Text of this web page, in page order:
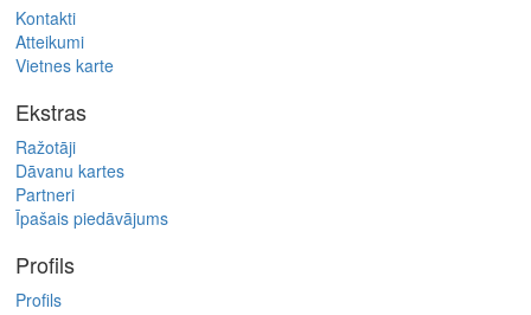
Kontakti
Atteikumi
Vietnes karte
Ekstras
Ražotāji
Dāvanu kartes
Partneri
Īpašais piedāvājums
Profils
Profils